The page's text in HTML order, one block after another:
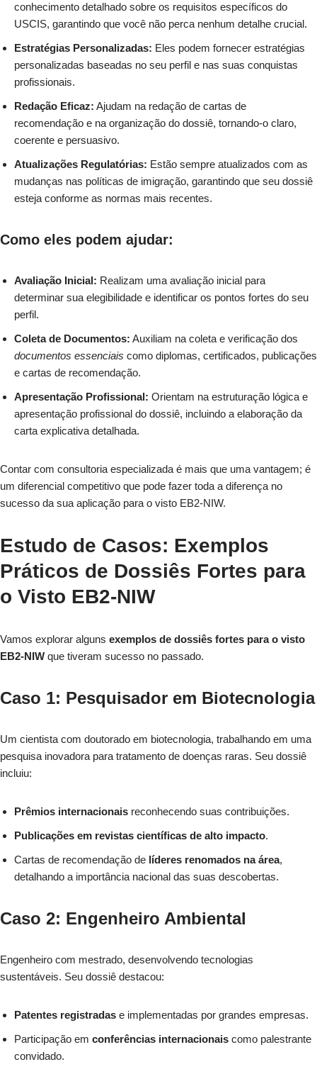
conhecimento detalhado sobre os requisitos específicos do
USCIS, garantindo que você não perca nenhum detalhe crucial.
Estratégias Personalizadas: Eles podem fornecer estratégias
personalizadas baseadas no seu perfil e nas suas conquistas
profissionais.
Redação Eficaz: Ajudam na redação de cartas de
recomendação e na organização do dossiê, tornando-o claro,
coerente e persuasivo.
Atualizações Regulatórias: Estão sempre atualizados com as
mudanças nas políticas de imigração, garantindo que seu dossiê
esteja conforme as normas mais recentes.
Como eles podem ajudar:
Avaliação Inicial: Realizam uma avaliação inicial para
determinar sua elegibilidade e identificar os pontos fortes do seu
perfil.
Coleta de Documentos: Auxiliam na coleta e verificação dos
documentos essenciais como diplomas, certificados, publicações
e cartas de recomendação.
Apresentação Profissional: Orientam na estruturação lógica e
apresentação profissional do dossiê, incluindo a elaboração da
carta explicativa detalhada.
Contar com consultoria especializada é mais que uma vantagem; é
um diferencial competitivo que pode fazer toda a diferença no
sucesso da sua aplicação para o visto EB2-NIW.
Estudo de Casos: Exemplos
Práticos de Dossiês Fortes para
o Visto EB2-NIW
Vamos explorar alguns exemplos de dossiês fortes para o visto
EB2-NIW que tiveram sucesso no passado.
Caso 1: Pesquisador em Biotecnologia
Um cientista com doutorado em biotecnologia, trabalhando em uma
pesquisa inovadora para tratamento de doenças raras. Seu dossiê
incluiu:
Prêmios internacionais reconhecendo suas contribuições.
Publicações em revistas científicas de alto impacto.
Cartas de recomendação de líderes renomados na área,
detalhando a importância nacional das suas descobertas.
Caso 2: Engenheiro Ambiental
Engenheiro com mestrado, desenvolvendo tecnologias
sustentáveis. Seu dossiê destacou:
Patentes registradas e implementadas por grandes empresas.
Participação em conferências internacionais como palestrante
convidado.